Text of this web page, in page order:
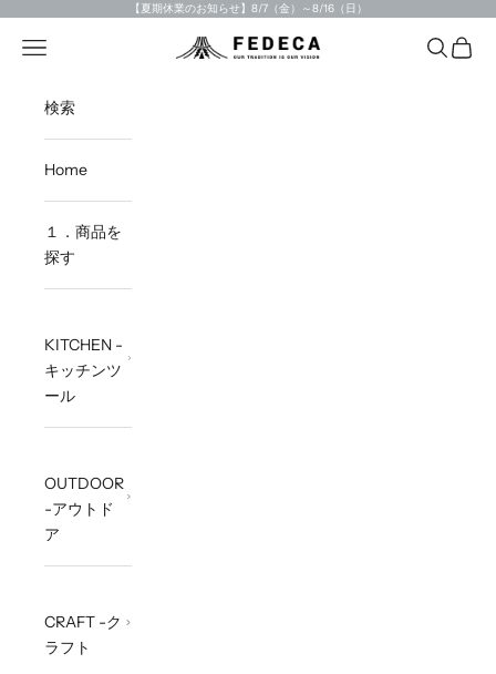
【夏期休業のお知らせ】8/7（金）～8/16（日）
FEDECA STORE
Open navigation menu OpenOpen
検索
Home
１．商品を
探す
KITCHEN -
キッチンツ
ール
OUTDOOR
-アウトド
ア
CRAFT -ク
ラフト